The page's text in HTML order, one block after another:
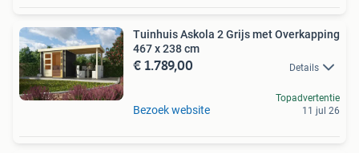
Tuinhuis Askola 2 Grijs met Overkapping
467 x 238 cm
€ 1.789,00 Details
Bezoek website
Topadvertentie
11 jul 26